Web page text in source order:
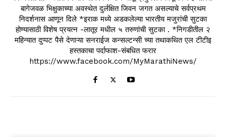
बागेजवळ भिक्षुकाच्या अवस्थेत दुर्लक्षित जिवन जगत असल्याचे सर्वप्रथम
निदर्शनास आणून दिले *इराक मध्ये अडकलेल्या भारतीय मजुरांची सुटका
होण्यासाठी विशेष प्रयत्न -लातूर मधील ५ तरुणांची सुटका . *निगडीतील २
महिन्यात दुप्पट पैसे देणाऱ्या सनराईज कन्सल्टन्सी च्या तथाकथित एल टीटीइ
हस्तकाचा पर्दाफाश-संबधित फरार
https://www.facebook.com/MyMarathiNews/